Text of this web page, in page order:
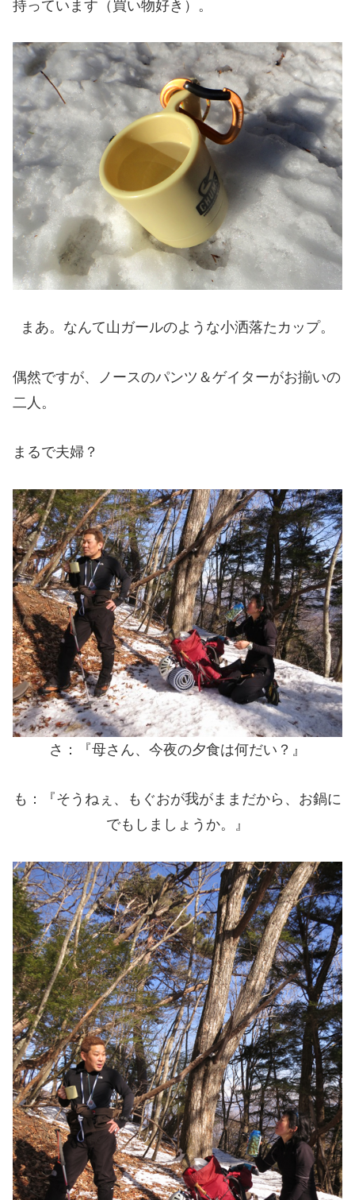
持っています（買い物好き）。
まあ。なんて山ガールのような小洒落たカップ。
偶然ですが、ノースのパンツ＆ゲイターがお揃いの
二人。
まるで夫婦？
さ：『母さん、今夜の夕食は何だい？』
も：『そうねぇ、もぐおが我がままだから、お鍋に
でもしましょうか。』